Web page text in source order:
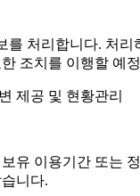
를 처리합니다. 처
조치를 이행할 예
제공 및 현황관리
유 이용기간 또는
니다.